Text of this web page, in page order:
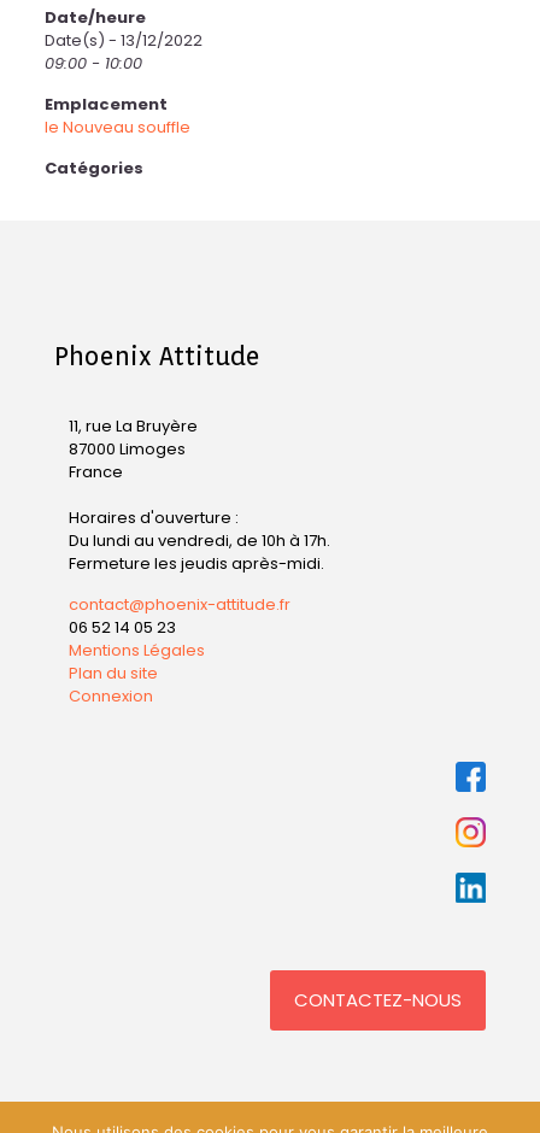
Date/heure
Date(s) - 13/12/2022
09:00 - 10:00
Emplacement
le Nouveau souffle
Catégories
Phoenix Attitude
11, rue La Bruyère
87000 Limoges
France
Horaires d'ouverture :
Du lundi au vendredi, de 10h à 17h.
Fermeture les jeudis après-midi.
contact@phoenix-attitude.fr
06 52 14 05 23
Mentions Légales
Plan du site
Connexion
CONTACTEZ-NOUS